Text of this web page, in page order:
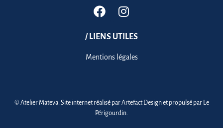
/ LIENS UTILES
Mentions légales
© Atelier Mateva. Site internet réalisé parArtefact Designet propulsé par Le
Périgourdin.